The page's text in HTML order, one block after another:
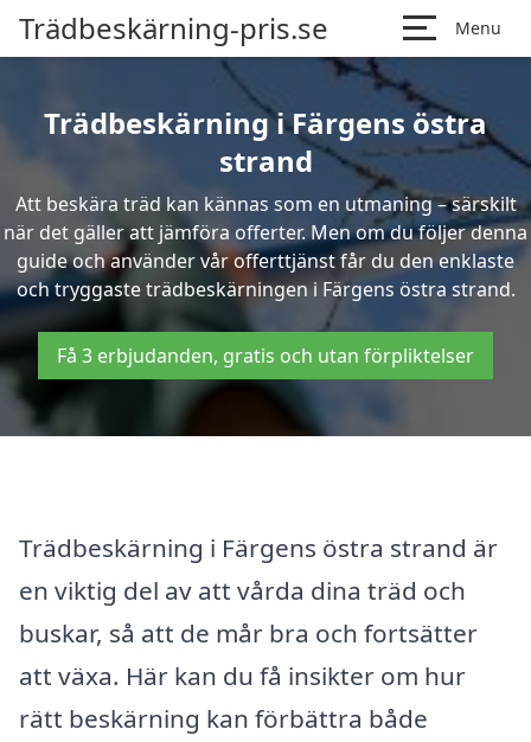
Trädbeskärning-pris.se Menu
Trädbeskärning i Färgens östra
strand
Att beskära träd kan kännas som en utmaning – särskilt
när det gäller att jämföra offerter. Men om du följer denna
guide och använder vår offerttjänst får du den enklaste
och tryggaste trädbeskärningen i Färgens östra strand.
Få 3 erbjudanden, gratis och utan förpliktelser
Trädbeskärning i Färgens östra strand är
en viktig del av att vårda dina träd och
buskar, så att de mår bra och fortsätter
att växa. Här kan du få insikter om hur
rätt beskärning kan förbättra både